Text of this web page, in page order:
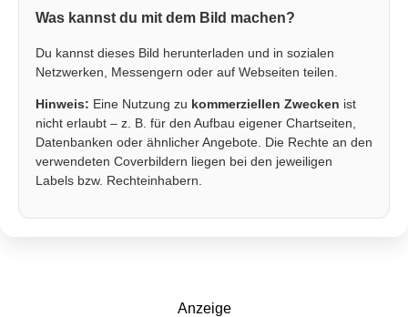
Was kannst du mit dem Bild machen?
Du kannst dieses Bild herunterladen und in sozialen
Netzwerken, Messengern oder auf Webseiten teilen.
Hinweis: Eine Nutzung zu kommerziellen Zwecken ist
nicht erlaubt – z. B. für den Aufbau eigener Chartseiten,
Datenbanken oder ähnlicher Angebote. Die Rechte an den
verwendeten Coverbildern liegen bei den jeweiligen
Labels bzw. Rechteinhabern.
Anzeige